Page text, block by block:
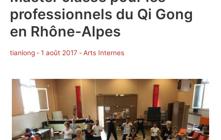
professionnels du Qi Gong
en Rhône-Alpes
tianlong -1 août 2017 -Arts Internes